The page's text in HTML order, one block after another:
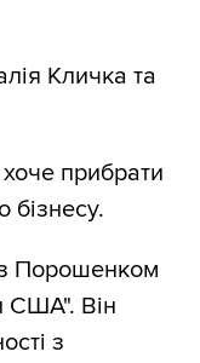
Кличка та
прибрати
бізнесу.
з Порошенком
США". Він
з